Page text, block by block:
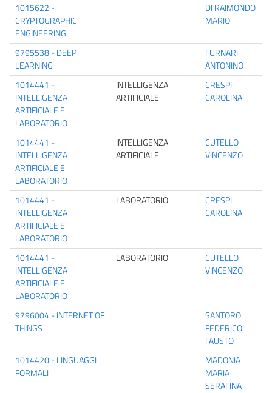
1015622 -
CRYPTOGRAPHIC
ENGINEERING
DI RAIMONDO
MARIO
9795538 - DEEP
LEARNING
FURNARI
ANTONINO
1014441 -
INTELLIGENZA
ARTIFICIALE E
LABORATORIO
INTELLIGENZA
ARTIFICIALE
CRESPI
CAROLINA
1014441 -
INTELLIGENZA
ARTIFICIALE E
LABORATORIO
INTELLIGENZA
ARTIFICIALE
CUTELLO
VINCENZO
1014441 -
INTELLIGENZA
ARTIFICIALE E
LABORATORIO
LABORATORIO
CRESPI
CAROLINA
1014441 -
INTELLIGENZA
ARTIFICIALE E
LABORATORIO
LABORATORIO
CUTELLO
VINCENZO
9796004 - INTERNET OF
THINGS
SANTORO
FEDERICO
FAUSTO
1014420 - LINGUAGGI
FORMALI
MADONIA
MARIA
SERAFINA